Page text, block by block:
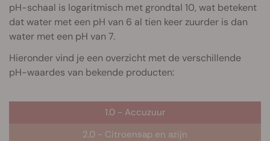
pH-schaal is logaritmisch met grondtal 10, wat betekent
dat water met een pH van 6 al tien keer zuurder is dan
water met een pH van 7.
Hieronder vind je een overzicht met de verschillende
pH-waardes van bekende producten:
1.0 - Accuzuur
2.0 - Citroensap en azijn